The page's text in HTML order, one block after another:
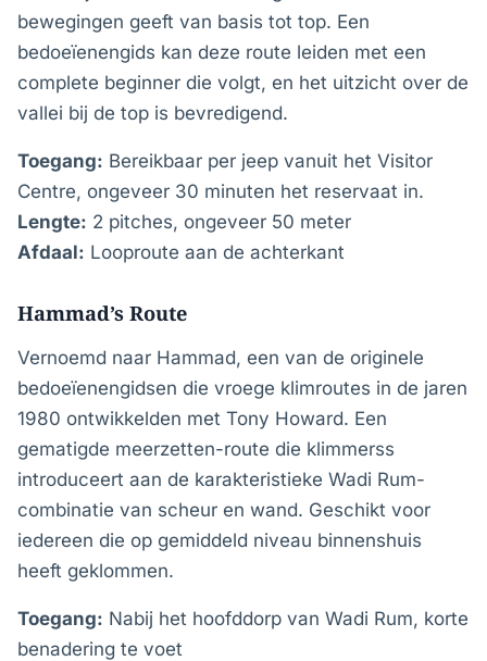
bewegingen geeft van basis tot top. Een
bedoeïenengids kan deze route leiden met een
complete beginner die volgt, en het uitzicht over de
vallei bij de top is bevredigend.
Toegang: Bereikbaar per jeep vanuit het Visitor
Centre, ongeveer 30 minuten het reservaat in.
Lengte: 2 pitches, ongeveer 50 meter
Afdaal: Looproute aan de achterkant
Hammad’s Route
Vernoemd naar Hammad, een van de originele
bedoeïenengidsen die vroege klimroutes in de jaren
1980 ontwikkelden met Tony Howard. Een
gematigde meerzetten-route die klimmerss
introduceert aan de karakteristieke Wadi Rum-
combinatie van scheur en wand. Geschikt voor
iedereen die op gemiddeld niveau binnenshuis
heeft geklommen.
Toegang: Nabij het hoofddorp van Wadi Rum, korte
benadering te voet